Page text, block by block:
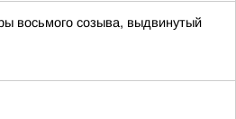
восьмого созыва, выдвинутый